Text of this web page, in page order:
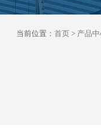
当前位置：首页 > 产品